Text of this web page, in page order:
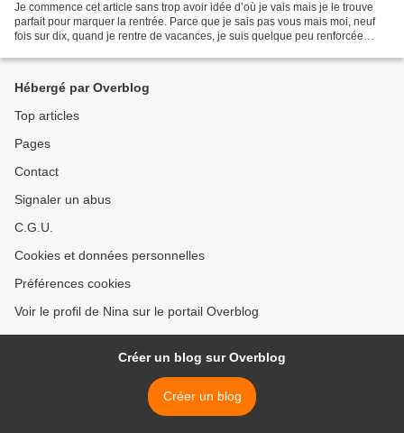
Je commence cet article sans trop avoir idée d’où je vais mais je le trouve
parfait pour marquer la rentrée. Parce que je sais pas vous mais moi, neuf
fois sur dix, quand je rentre de vacances, je suis quelque peu renforcée
Hébergé par Overblog
Top articles
Pages
Contact
Signaler un abus
C.G.U.
Cookies et données personnelles
Préférences cookies
Voir le profil de Nina sur le portail Overblog
Créer un blog sur Overblog
Créer un blog